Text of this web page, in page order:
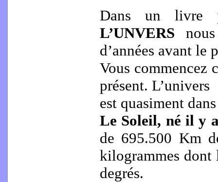
Dans un livre
L’UNVERS
d’années avant le
Vous commencez
présent. L’univers
est quasiment
Le Soleil, né il y
de 695.500 Km
kilogrammes
degrés.